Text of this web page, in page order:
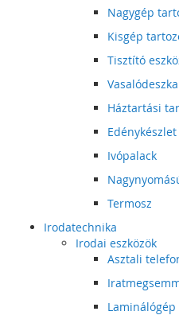
Nagygép
Kisgép
Tisztító
Vasalódeszka
Háztartási
Edénykészlet
Ivópalack
Termosz
Irodatechnika
Irodai eszközök
Asztali
Laminálógép